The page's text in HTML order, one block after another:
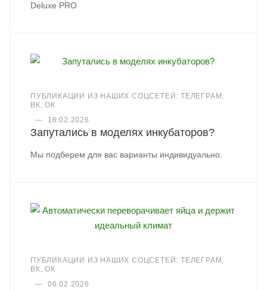
Deluxe PRO
ПУБЛИКАЦИИ ИЗ НАШИХ СОЦСЕТЕЙ: ТЕЛЕГРАМ,
ВК, ОК
—
16.02.2026
Запутались в моделях инкубаторов?
Мы подберем для вас варианты индивидуально.
ПУБЛИКАЦИИ ИЗ НАШИХ СОЦСЕТЕЙ: ТЕЛЕГРАМ,
ВК, ОК
—
06.02.2026